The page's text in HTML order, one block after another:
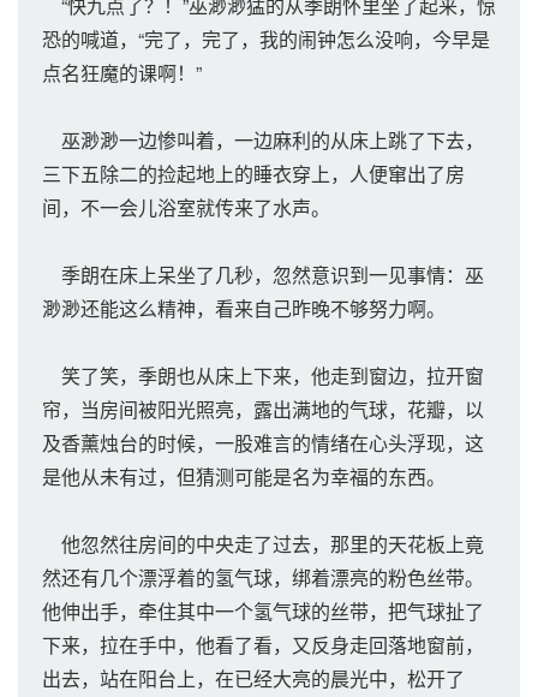
恐的喊道，“完了，完了，我的闹钟怎么没响，今早是
点名狂魔的课啊！”
巫渺渺一边惨叫着，一边麻利的从床上跳了下去，
三下五除二的捡起地上的睡衣穿上，人便窜出了房
间，不一会儿浴室就传来了水声。
季朗在床上呆坐了几秒，忽然意识到一见事情：巫
渺渺还能这么精神，看来自己昨晚不够努力啊。
笑了笑，季朗也从床上下来，他走到窗边，拉开窗
帘，当房间被阳光照亮，露出满地的气球，花瓣，以
及香薰烛台的时候，一股难言的情绪在心头浮现，这
是他从未有过，但猜测可能是名为幸福的东西。
他忽然往房间的中央走了过去，那里的天花板上竟
然还有几个漂浮着的氢气球，绑着漂亮的粉色丝带。
他伸出手，牵住其中一个氢气球的丝带，把气球扯了
下来，拉在手中，他看了看，又反身走回落地窗前，
出去，站在阳台上，在已经大亮的晨光中，松开了